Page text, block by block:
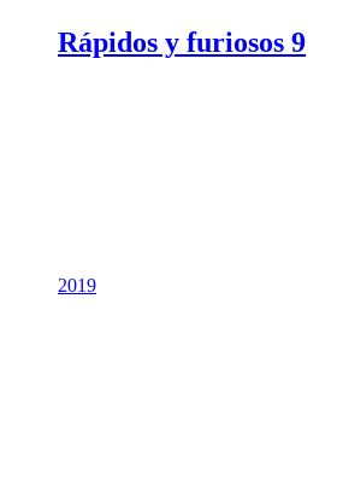
Rápidos y furiosos 9
2019